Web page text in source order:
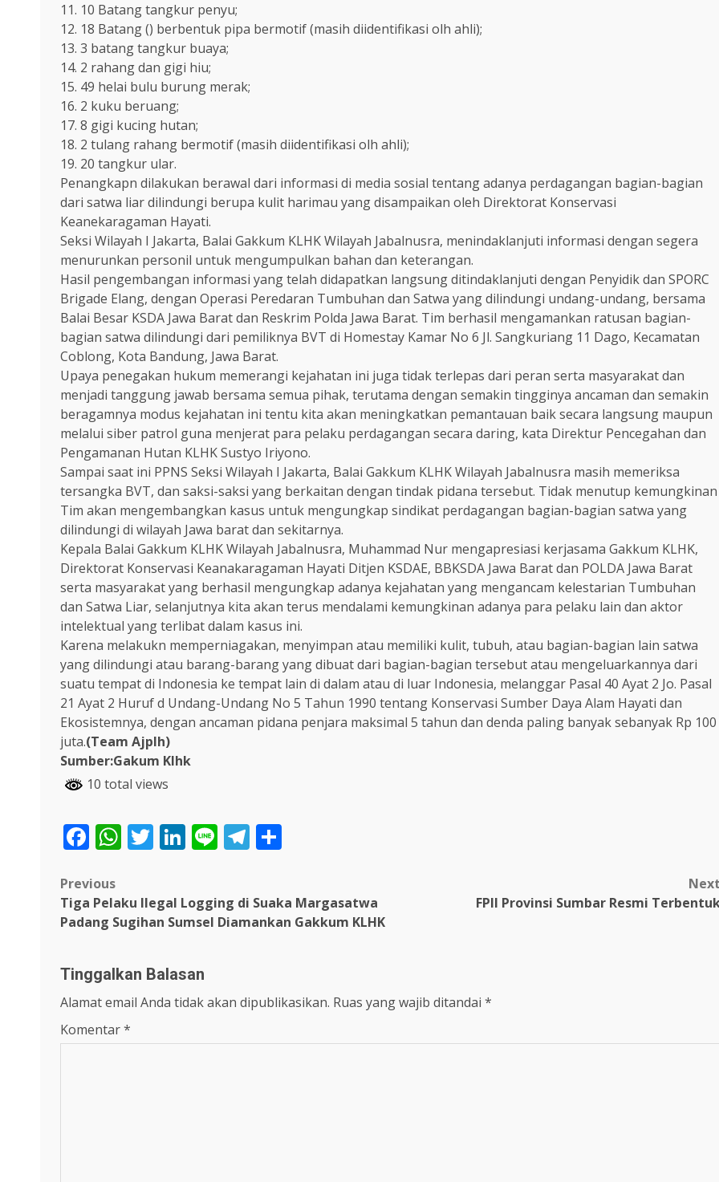
11. 10 Batang tangkur penyu;
12. 18 Batang () berbentuk pipa bermotif (masih diidentifikasi olh ahli);
13. 3 batang tangkur buaya;
14. 2 rahang dan gigi hiu;
15. 49 helai bulu burung merak;
16. 2 kuku beruang;
17. 8 gigi kucing hutan;
18. 2 tulang rahang bermotif (masih diidentifikasi olh ahli);
19. 20 tangkur ular.
Penangkapn dilakukan berawal dari informasi di media sosial tentang adanya perdagangan bagian-bagian
dari satwa liar dilindungi berupa kulit harimau yang disampaikan oleh Direktorat Konservasi
Keanekaragaman Hayati.
Seksi Wilayah I Jakarta, Balai Gakkum KLHK Wilayah Jabalnusra, menindaklanjuti informasi dengan segera
menurunkan personil untuk mengumpulkan bahan dan keterangan.
Hasil pengembangan informasi yang telah didapatkan langsung ditindaklanjuti dengan Penyidik dan SPORC
Brigade Elang, dengan Operasi Peredaran Tumbuhan dan Satwa yang dilindungi undang-undang, bersama
Balai Besar KSDA Jawa Barat dan Reskrim Polda Jawa Barat. Tim berhasil mengamankan ratusan bagian-
bagian satwa dilindungi dari pemiliknya BVT di Homestay Kamar No 6 Jl. Sangkuriang 11 Dago, Kecamatan
Coblong, Kota Bandung, Jawa Barat.
Upaya penegakan hukum memerangi kejahatan ini juga tidak terlepas dari peran serta masyarakat dan
menjadi tanggung jawab bersama semua pihak, terutama dengan semakin tingginya ancaman dan semakin
beragamnya modus kejahatan ini tentu kita akan meningkatkan pemantauan baik secara langsung maupun
melalui siber patrol guna menjerat para pelaku perdagangan secara daring, kata Direktur Pencegahan dan
Pengamanan Hutan KLHK Sustyo Iriyono.
Sampai saat ini PPNS Seksi Wilayah I Jakarta, Balai Gakkum KLHK Wilayah Jabalnusra masih memeriksa
tersangka BVT, dan saksi-saksi yang berkaitan dengan tindak pidana tersebut. Tidak menutup kemungkinan
Tim akan mengembangkan kasus untuk mengungkap sindikat perdagangan bagian-bagian satwa yang
dilindungi di wilayah Jawa barat dan sekitarnya.
Kepala Balai Gakkum KLHK Wilayah Jabalnusra, Muhammad Nur mengapresiasi kerjasama Gakkum KLHK,
Direktorat Konservasi Keanakaragaman Hayati Ditjen KSDAE, BBKSDA Jawa Barat dan POLDA Jawa Barat
serta masyarakat yang berhasil mengungkap adanya kejahatan yang mengancam kelestarian Tumbuhan
dan Satwa Liar, selanjutnya kita akan terus mendalami kemungkinan adanya para pelaku lain dan aktor
intelektual yang terlibat dalam kasus ini.
Karena melakukn memperniagakan, menyimpan atau memiliki kulit, tubuh, atau bagian-bagian lain satwa
yang dilindungi atau barang-barang yang dibuat dari bagian-bagian tersebut atau mengeluarkannya dari
suatu tempat di Indonesia ke tempat lain di dalam atau di luar Indonesia, melanggar Pasal 40 Ayat 2 Jo. Pasal
21 Ayat 2 Huruf d Undang-Undang No 5 Tahun 1990 tentang Konservasi Sumber Daya Alam Hayati dan
Ekosistemnya, dengan ancaman pidana penjara maksimal 5 tahun dan denda paling banyak sebanyak Rp 100
juta.(Team Ajplh)
Sumber:Gakum Klhk
10 total views
Facebook
WhatsApp
Twitter
LinkedIn
LineTelegram
Post
navigation
Previous
Tiga Pelaku Ilegal Logging di Suaka Margasatwa
Padang Sugihan Sumsel Diamankan Gakkum KLHK
FPII Provinsi Sumbar Resmi
Tinggalkan Balasan
Alamat email Anda tidak akan dipublikasikan. Ruas yang wajib ditandai *
Komentar*